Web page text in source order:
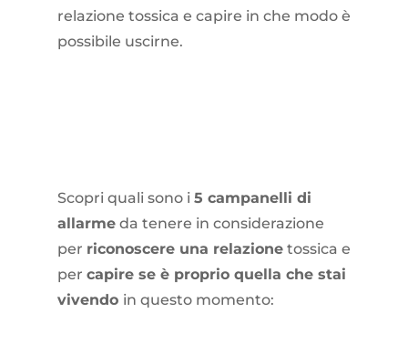
relazione tossica e capire in che modo è
possibile uscirne.
Scopri quali sono i 5 campanelli di
allarmeda tenere in considerazione
per riconoscere una relazionetossica e
per capire se è proprio quella che stai
vivendo in questo momento: